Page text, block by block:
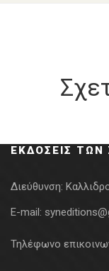
ΕΚΔΌΣΕΙΣ
Διεύθυνση:
E-mail:
Τηλέφωνο